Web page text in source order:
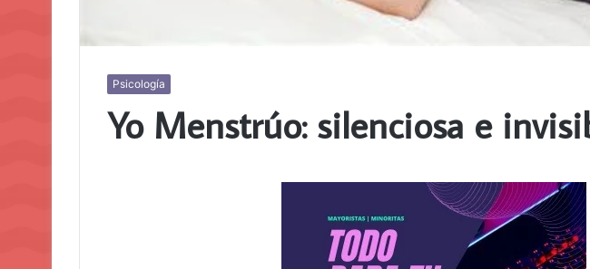
Psicología
Yo Menstrúo: silenciosa e